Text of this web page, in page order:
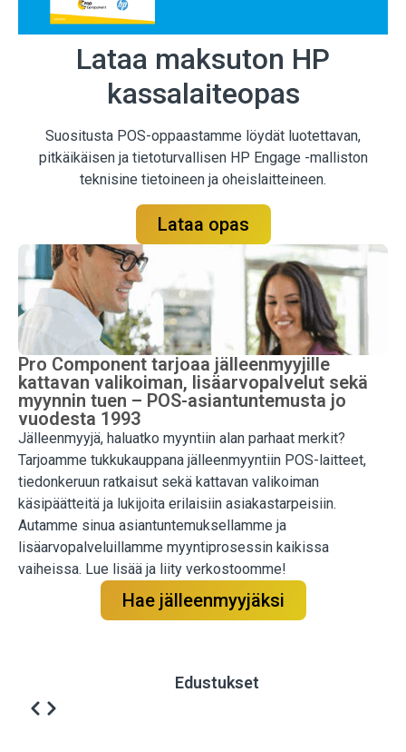
Lataa maksuton HP
kassalaiteopas
Suositusta POS-oppaastamme löydät luotettavan,
pitkäikäisen ja tietoturvallisen HP Engage -malliston
teknisine tietoineen ja oheislaitteineen.
Lataa opas
Pro Component tarjoaa jälleenmyyjille
kattavan valikoiman, lisäarvopalvelut sekä
myynnin tuen – POS-asiantuntemusta jo
vuodesta 1993
Jälleenmyyjä, haluatko myyntiin alan parhaat merkit?
Tarjoamme tukkukauppana jälleenmyyntiin POS-laitteet,
tiedonkeruun ratkaisut sekä kattavan valikoiman
käsipäätteitä ja lukijoita erilaisiin asiakastarpeisiin.
Autamme sinua asiantuntemuksellamme ja
lisäarvopalveluillamme myyntiprosessin kaikissa
vaiheissa. Lue lisää ja liity verkostoomme!
Hae jälleenmyyjäksi
Edustukset